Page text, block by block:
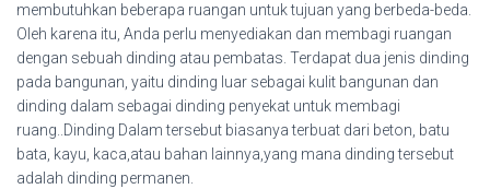
membutuhkan beberapa ruangan untuk tujuan yang berbeda-beda.
Oleh karena itu, Anda perlu menyediakan dan membagi ruangan
dengan sebuah dinding atau pembatas. Terdapat dua jenis dinding
pada bangunan, yaitu dinding luar sebagai kulit bangunan dan
dinding dalam sebagai dinding penyekat untuk membagi
ruang..Dinding Dalam tersebut biasanya terbuat dari beton, batu
bata, kayu, kaca,atau bahan lainnya,yang mana dinding tersebut
adalah dinding permanen.